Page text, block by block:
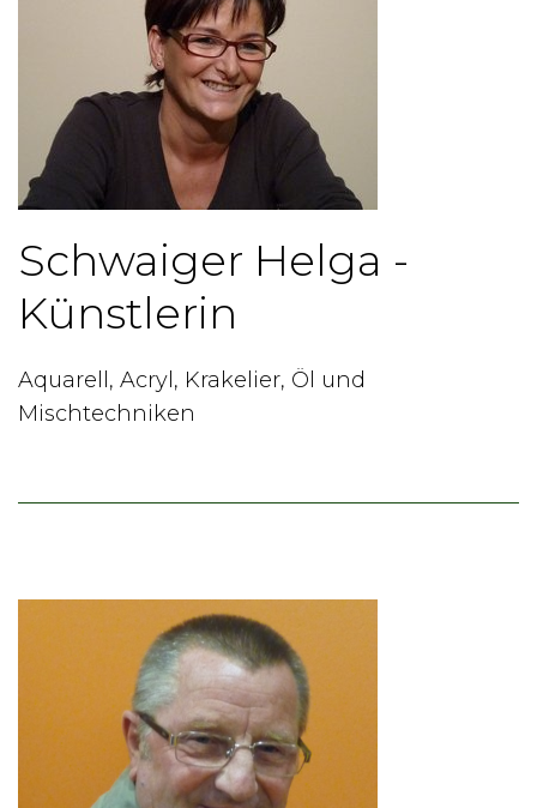
Schwaiger Helga -
Künstlerin
Aquarell, Acryl, Krakelier, Öl und
Mischtechniken